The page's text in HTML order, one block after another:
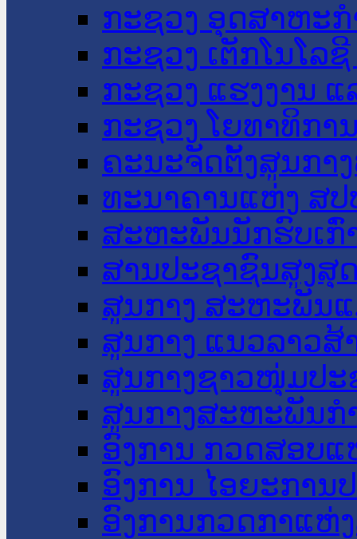
ກະຊວງ ອຸດສາຫະ
ກະຊວງ ເຕັກໂນໂລ
ກະຊວງ ແຮງງານ
ກະຊວງ ໂຍທາທິກາ
ຄະນະຈັດຕັ້ງສູນກາ
ທະນາຄານແຫ່ງ ສປ
ສະຫະພັນນັກຮົບເກົ່
ສານປະຊາຊົນສູງສຸ
ສູນກາງ ສະຫະພັນ
ສູນກາງ ແນວລາວສ້
ສູນກາງຊາວໜຸ່ມປະ
ສູນກາງສະຫະພັນກ
ອົງການ ກວດສອບແ
ອົງການ ໄອຍະການ
ອົງການກວດກາແຫ່